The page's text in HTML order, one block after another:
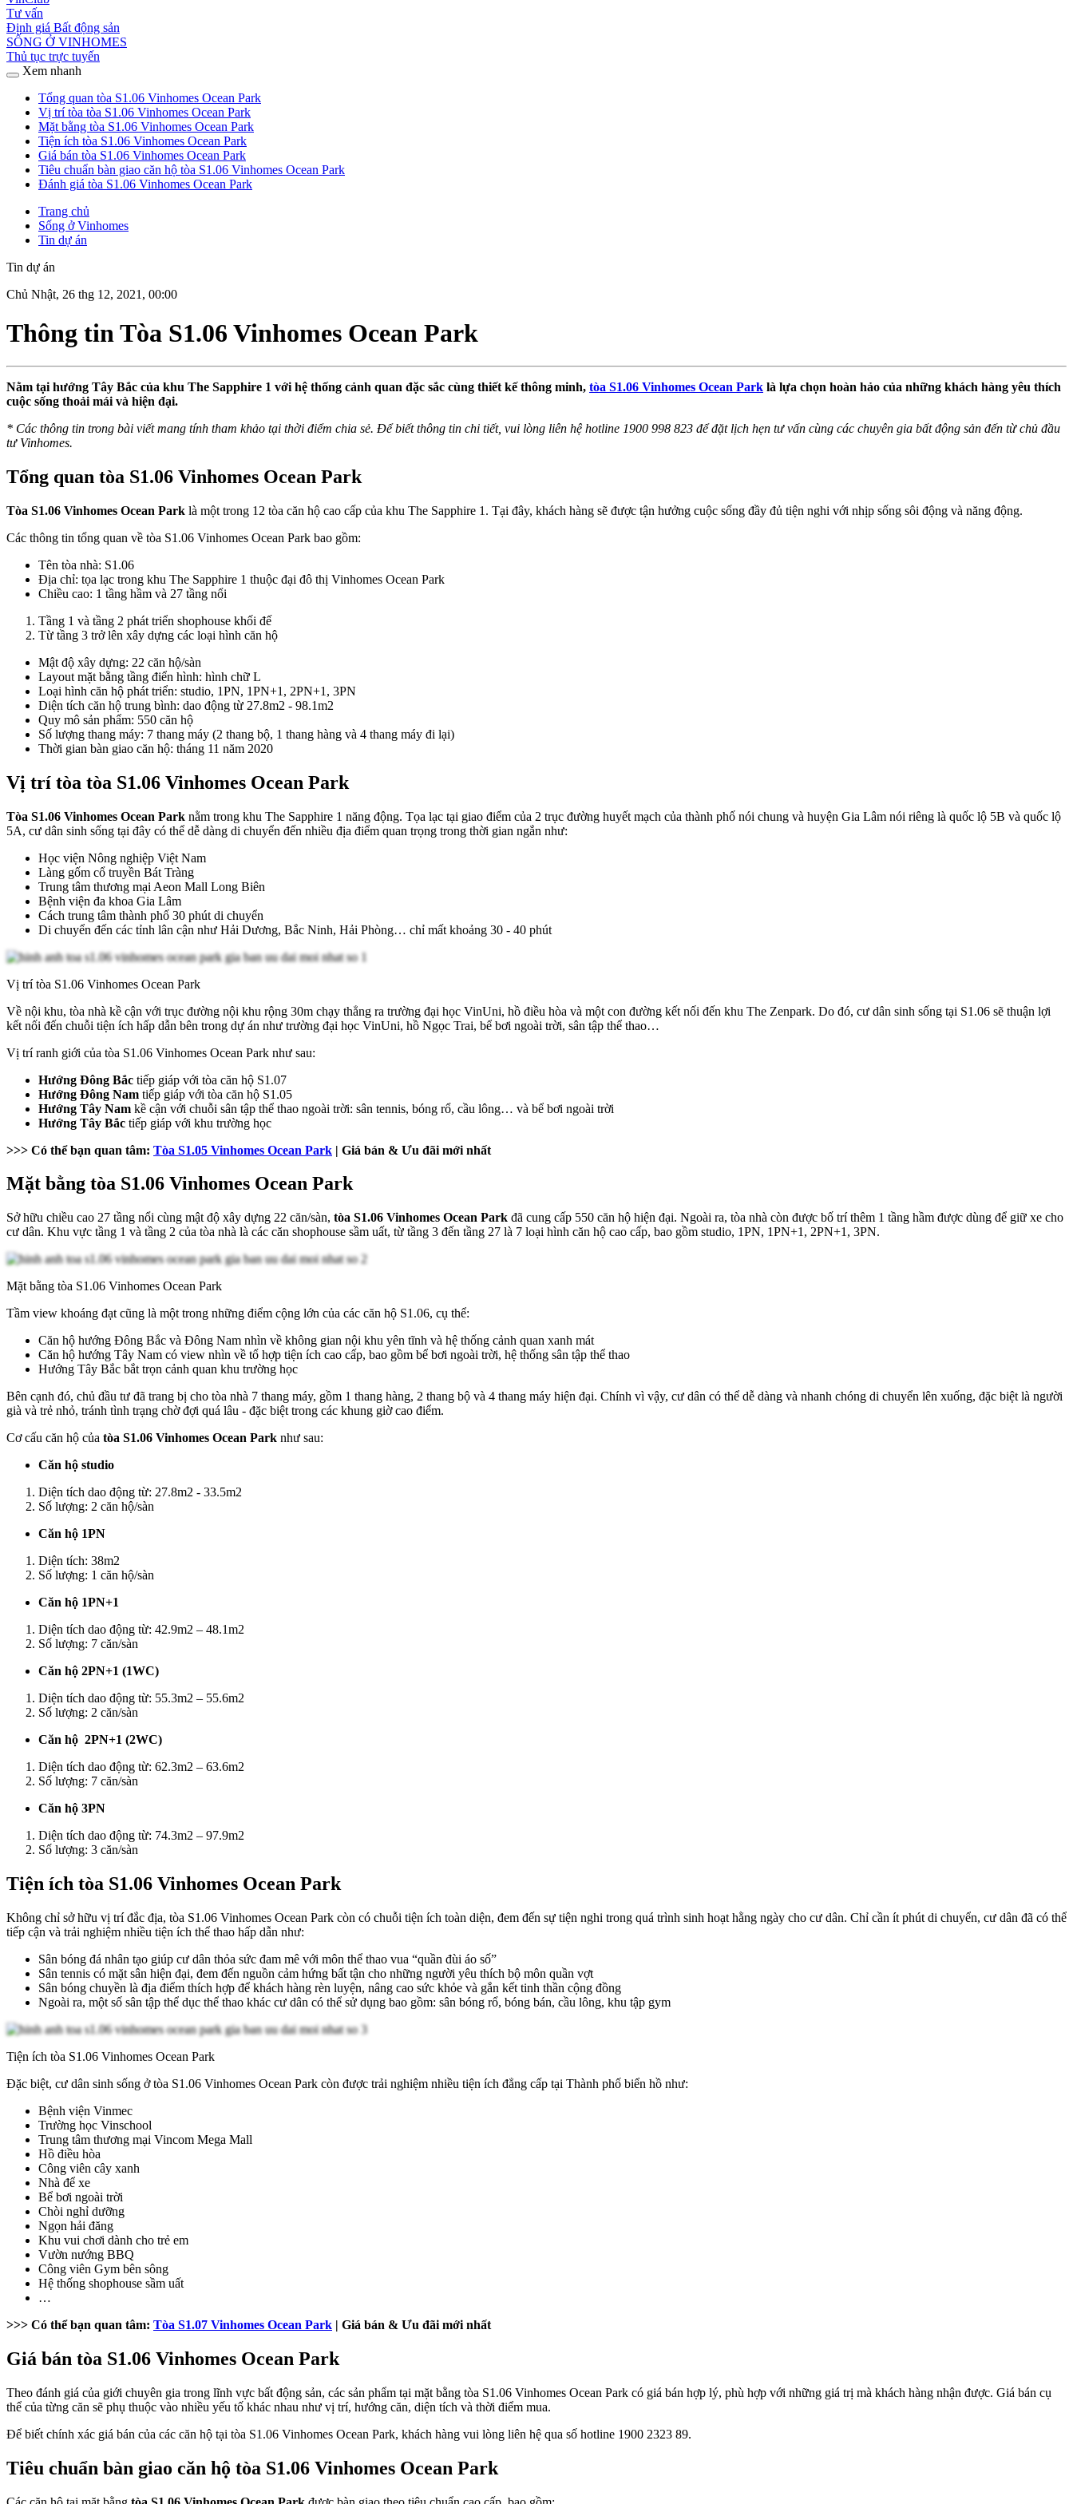
Tư vấn
Định giá Bất động sản
SỐNG Ở VINHOMES
Thủ tục trực tuyến
Xem nhanh
Tổng quan tòa S1.06 Vinhomes Ocean Park
Vị trí tòa tòa S1.06 Vinhomes Ocean Park
Mặt bằng tòa S1.06 Vinhomes Ocean Park
Tiện ích tòa S1.06 Vinhomes Ocean Park
Giá bán tòa S1.06 Vinhomes Ocean Park
Tiêu chuẩn bàn giao căn hộ tòa S1.06 Vinhomes Ocean Park
Đánh giá tòa S1.06 Vinhomes Ocean Park
Trang chủ
Sống ở Vinhomes
Tin dự án
Tin dự án
Chủ Nhật, 26 thg 12, 2021, 00:00
Thông tin Tòa S1.06 Vinhomes Ocean Park
Nằm tại hướng Tây Bắc của khu The Sapphire 1 với hệ thống cảnh quan đặc sắc cùng thiết kế thông minh, tòa S1.06 Vinhomes Ocean Park là lựa chọn hoàn hảo của những khách hàng yêu thích
cuộc sống thoải mái và hiện đại.
* Các thông tin trong bài viết mang tính tham khảo tại thời điểm chia sẻ. Để biết thông tin chi tiết, vui lòng liên hệ hotline 1900 998 823 để đặt lịch hẹn tư vấn cùng các chuyên gia bất động sản đến từ chủ đầu
tư Vinhomes.
Tổng quan tòa S1.06 Vinhomes Ocean Park
Tòa S1.06 Vinhomes Ocean Park là một trong 12 tòa căn hộ cao cấp của khu The Sapphire 1. Tại đây, khách hàng sẽ được tận hưởng cuộc sống đầy đủ tiện nghi với nhịp sống sôi động và năng động.
Các thông tin tổng quan về tòa S1.06 Vinhomes Ocean Park bao gồm:
Tên tòa nhà: S1.06
Địa chỉ: tọa lạc trong khu The Sapphire 1 thuộc đại đô thị Vinhomes Ocean Park
Chiều cao: 1 tầng hầm và 27 tầng nổi
Tầng 1 và tầng 2 phát triển shophouse khối đế
Từ tầng 3 trở lên xây dựng các loại hình căn hộ
Mật độ xây dựng: 22 căn hộ/sàn
Layout mặt bằng tầng điển hình: hình chữ L
Loại hình căn hộ phát triển: studio, 1PN, 1PN+1, 2PN+1, 3PN
Diện tích căn hộ trung bình: dao động từ 27.8m2 - 98.1m2
Quy mô sản phẩm: 550 căn hộ
Số lượng thang máy: 7 thang máy (2 thang bộ, 1 thang hàng và 4 thang máy đi lại)
Thời gian bàn giao căn hộ: tháng 11 năm 2020
Vị trí tòa tòa S1.06 Vinhomes Ocean Park
Tòa S1.06 Vinhomes Ocean Park nằm trong khu The Sapphire 1 năng động. Tọa lạc tại giao điểm của 2 trục đường huyết mạch của thành phố nói chung và huyện Gia Lâm nói riêng là quốc lộ 5B và quốc lộ
5A, cư dân sinh sống tại đây có thể dễ dàng di chuyển đến nhiều địa điểm quan trọng trong thời gian ngắn như:
Học viện Nông nghiệp Việt Nam
Làng gốm cổ truyền Bát Tràng
Trung tâm thương mại Aeon Mall Long Biên
Bệnh viện đa khoa Gia Lâm
Cách trung tâm thành phố 30 phút di chuyển
Di chuyển đến các tỉnh lân cận như Hải Dương, Bắc Ninh, Hải Phòng… chỉ mất khoảng 30 - 40 phút
Vị trí tòa S1.06 Vinhomes Ocean Park
Về nội khu, tòa nhà kề cận với trục đường nội khu rộng 30m chạy thẳng ra trường đại học VinUni, hồ điều hòa và một con đường kết nối đến khu The Zenpark. Do đó, cư dân sinh sống tại S1.06 sẽ thuận lợi
kết nối đến chuỗi tiện ích hấp dẫn bên trong dự án như trường đại học VinUni, hồ Ngọc Trai, bể bơi ngoài trời, sân tập thể thao…
Vị trí ranh giới của tòa S1.06 Vinhomes Ocean Park như sau:
Hướng Đông Bắc tiếp giáp với tòa căn hộ S1.07
Hướng Đông Nam tiếp giáp với tòa căn hộ S1.05
Hướng Tây Nam kề cận với chuỗi sân tập thể thao ngoài trời: sân tennis, bóng rổ, cầu lông… và bể bơi ngoài trời
Hướng Tây Bắc tiếp giáp với khu trường học
>>> Có thể bạn quan tâm: Tòa S1.05 Vinhomes Ocean Park | Giá bán & Ưu đãi mới nhất
Mặt bằng tòa S1.06 Vinhomes Ocean Park
Sở hữu chiều cao 27 tầng nổi cùng mật độ xây dựng 22 căn/sàn, tòa S1.06 Vinhomes Ocean Park đã cung cấp 550 căn hộ hiện đại. Ngoài ra, tòa nhà còn được bố trí thêm 1 tầng hầm được dùng để giữ xe cho
cư dân. Khu vực tầng 1 và tầng 2 của tòa nhà là các căn shophouse sầm uất, từ tầng 3 đến tầng 27 là 7 loại hình căn hộ cao cấp, bao gồm studio, 1PN, 1PN+1, 2PN+1, 3PN.
Mặt bằng tòa S1.06 Vinhomes Ocean Park
Tầm view khoáng đạt cũng là một trong những điểm cộng lớn của các căn hộ S1.06, cụ thể:
Căn hộ hướng Đông Bắc và Đông Nam nhìn về không gian nội khu yên tĩnh và hệ thống cảnh quan xanh mát
Căn hộ hướng Tây Nam có view nhìn về tổ hợp tiện ích cao cấp, bao gồm bể bơi ngoài trời, hệ thống sân tập thể thao
Hướng Tây Bắc bắt trọn cảnh quan khu trường học
Bên cạnh đó, chủ đầu tư đã trang bị cho tòa nhà 7 thang máy, gồm 1 thang hàng, 2 thang bộ và 4 thang máy hiện đại. Chính vì vậy, cư dân có thể dễ dàng và nhanh chóng di chuyển lên xuống, đặc biệt là người
già và trẻ nhỏ, tránh tình trạng chờ đợi quá lâu - đặc biệt trong các khung giờ cao điểm.
Cơ cấu căn hộ của tòa S1.06 Vinhomes Ocean Park như sau:
Căn hộ studio
Diện tích dao động từ: 27.8m2 - 33.5m2
Số lượng: 2 căn hộ/sàn
Căn hộ 1PN
Diện tích: 38m2
Số lượng: 1 căn hộ/sàn
Căn hộ 1PN+1
Diện tích dao động từ: 42.9m2 – 48.1m2
Số lượng: 7 căn/sàn
Căn hộ 2PN+1 (1WC)
Diện tích dao động từ: 55.3m2 – 55.6m2
Số lượng: 2 căn/sàn
Căn hộ 2PN+1 (2WC)
Diện tích dao động từ: 62.3m2 – 63.6m2
Số lượng: 7 căn/sàn
Căn hộ 3PN
Diện tích dao động từ: 74.3m2 – 97.9m2
Số lượng: 3 căn/sàn
Tiện ích tòa S1.06 Vinhomes Ocean Park
Không chỉ sở hữu vị trí đắc địa, tòa S1.06 Vinhomes Ocean Park còn có chuỗi tiện ích toàn diện, đem đến sự tiện nghi trong quá trình sinh hoạt hằng ngày cho cư dân. Chỉ cần ít phút di chuyển, cư dân đã có thể
tiếp cận và trải nghiệm nhiều tiện ích thể thao hấp dẫn như:
Sân bóng đá nhân tạo giúp cư dân thỏa sức đam mê với môn thể thao vua “quần đùi áo số”
Sân tennis có mặt sân hiện đại, đem đến nguồn cảm hứng bất tận cho những người yêu thích bộ môn quần vợt
Sân bóng chuyền là địa điểm thích hợp để khách hàng rèn luyện, nâng cao sức khỏe và gắn kết tinh thần cộng đồng
Ngoài ra, một số sân tập thể dục thể thao khác cư dân có thể sử dụng bao gồm: sân bóng rổ, bóng bán, cầu lông, khu tập gym
Tiện ích tòa S1.06 Vinhomes Ocean Park
Đặc biệt, cư dân sinh sống ở tòa S1.06 Vinhomes Ocean Park còn được trải nghiệm nhiều tiện ích đẳng cấp tại Thành phố biển hồ như:
Bệnh viện Vinmec
Trường học Vinschool
Trung tâm thương mại Vincom Mega Mall
Hồ điều hòa
Công viên cây xanh
Nhà để xe
Bể bơi ngoài trời
Chòi nghỉ dưỡng
Ngọn hải đăng
Khu vui chơi dành cho trẻ em
Vườn nướng BBQ
Công viên Gym bên sông
Hệ thống shophouse sầm uất
…
>>> Có thể bạn quan tâm: Tòa S1.07 Vinhomes Ocean Park | Giá bán & Ưu đãi mới nhất
Giá bán tòa S1.06 Vinhomes Ocean Park
Theo đánh giá của giới chuyên gia trong lĩnh vực bất động sản, các sản phẩm tại mặt bằng tòa S1.06 Vinhomes Ocean Park có giá bán hợp lý, phù hợp với những giá trị mà khách hàng nhận được. Giá bán cụ
thể của từng căn sẽ phụ thuộc vào nhiều yếu tố khác nhau như vị trí, hướng căn, diện tích và thời điểm mua.
Để biết chính xác giá bán của các căn hộ tại tòa S1.06 Vinhomes Ocean Park, khách hàng vui lòng liên hệ qua số hotline 1900 2323 89.
Tiêu chuẩn bàn giao căn hộ tòa S1.06 Vinhomes Ocean Park